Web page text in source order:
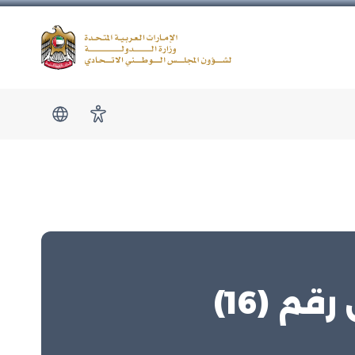
show امكانية الوصول
(16)